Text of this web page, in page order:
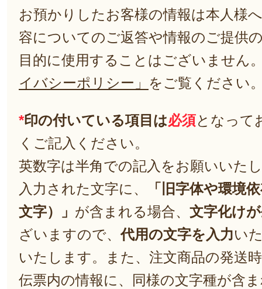
お預かりしたお客様の情報は本人様
容についてのご返答や情報のご提供
目的に使用することはございません
イバシーポリシー」 をご覧ください
*印の付いている項目は必須となって
くご記入ください。
英数字は半角での記入をお願いいた
入力された文字に、
「旧字体や環境
文字）」 が含まれる場合、 文字化け
ざいますので、代用の文字を入力い
いたします。また、注文商品の発送
伝票内の情報に、同様の文字種が含